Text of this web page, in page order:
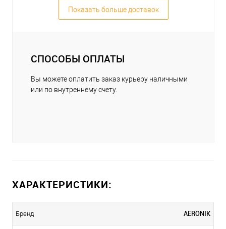
Показать больше доставок
СПОСОБЫ ОПЛАТЫ
Вы можете оплатить заказ курьеру наличными
или по внутреннему счету.
ХАРАКТЕРИСТИКИ:
Бренд AERONIK